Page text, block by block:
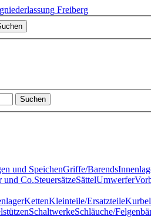
und SpeichenGriffe/Barends
und Co.SteuersätzeSättelUmwerfer
KettenKleinteile/Ersatzteile
SchaltwerkeSchläuche/